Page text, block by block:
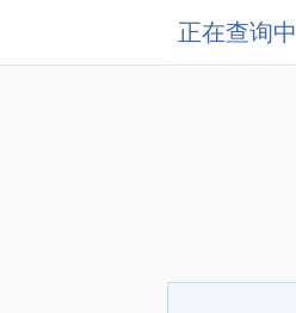
正在查询中